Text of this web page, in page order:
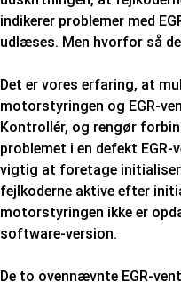
indikerer problemer med
udlæses. Men hvorfor så
Det er vores erfaring, at
motorstyringen og EGR-
Kontrollér, og rengør
problemet i en defekt
vigtig at foretage
fejlkoderne aktive efter
motorstyringen ikke er
software-version.
De to ovennævnte EGR-